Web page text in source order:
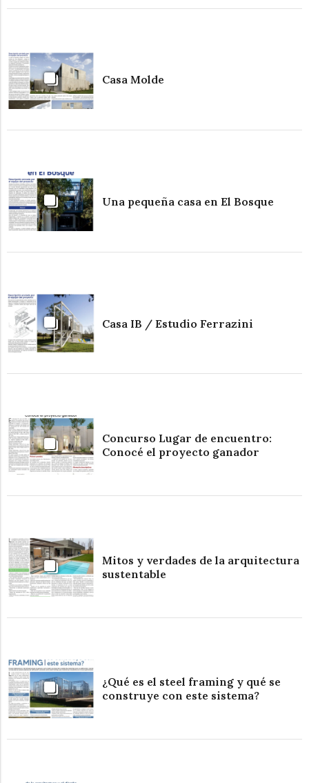
Casa Molde
Una pequeña casa en El Bosque
Casa IB / Estudio Ferrazini
Concurso Lugar de encuentro:
Conocé el proyecto ganador
Mitos y verdades de la arquitectura
sustentable
¿Qué es el steel framing y qué se
construye con este sistema?